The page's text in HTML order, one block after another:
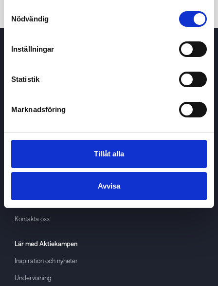
Nödvändig
Inställningar
Statistik
Marknadsföring
Tillåt alla
Avvisa
OmAktiekampen
About cookies
GDPR
Kontakta oss
Lär med Aktiekampen
Inspiration och nyheter
Undervisning